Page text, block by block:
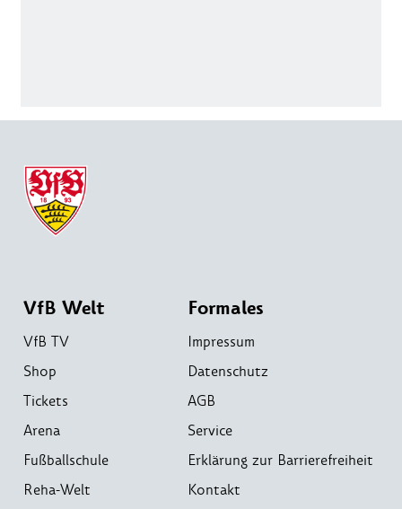
VfB Welt
VfB TV
Shop
Tickets
Arena
Fußballschule
Reha-Welt
Formales
Impressum
Datenschutz
AGB
Service
Erklärung zur Barrierefreiheit
Kontakt